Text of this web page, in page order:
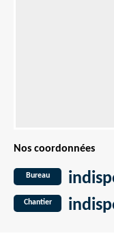
Nos coordonnées
Bureau
Chantier